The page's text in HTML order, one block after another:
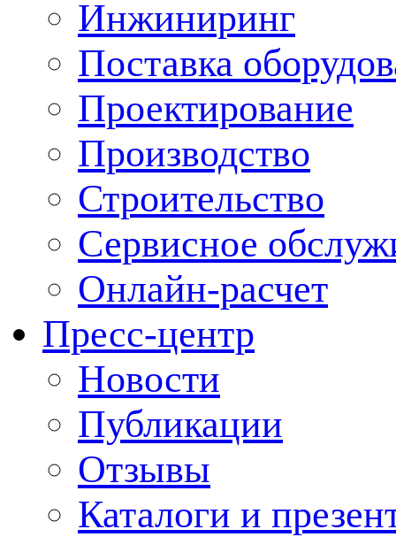
Инжиниринг
Поставка
Проектирование
Производство
Строительство
Сервисное
Онлайн-расчет
Пресс-центр
Новости
Публикации
Отзывы
Каталоги и